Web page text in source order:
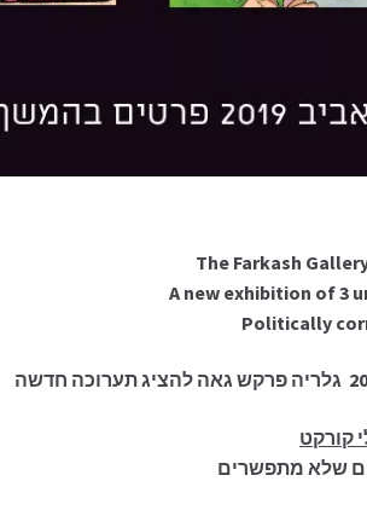
The Farkash
A new exhibition of 3
Politically
קורקט